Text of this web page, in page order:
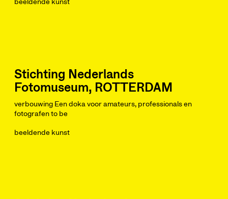
beeldende kunst
Stichting Nederlands
Fotomuseum, ROTTERDAM
verbouwing Een doka voor amateurs, professionals en
fotografen to be
beeldende kunst